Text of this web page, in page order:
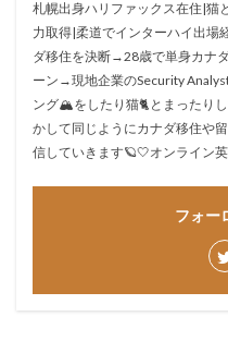
札幌出身ハリファックス在住|猫
力取得|柔道でインターハイ出
ダ移住を決断→28歳で単身カナ
ーン→現地企業のSecurity
ング🏔をしたり猫🐈とまったり
かして同じようにカナダ移住や
信していきます🪐🤍オンライン
フォー